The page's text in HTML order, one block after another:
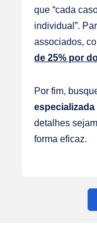
que “cada
individual”.
associados,
de 25% por
Por fim,
especializada
detalhes
forma eficaz.